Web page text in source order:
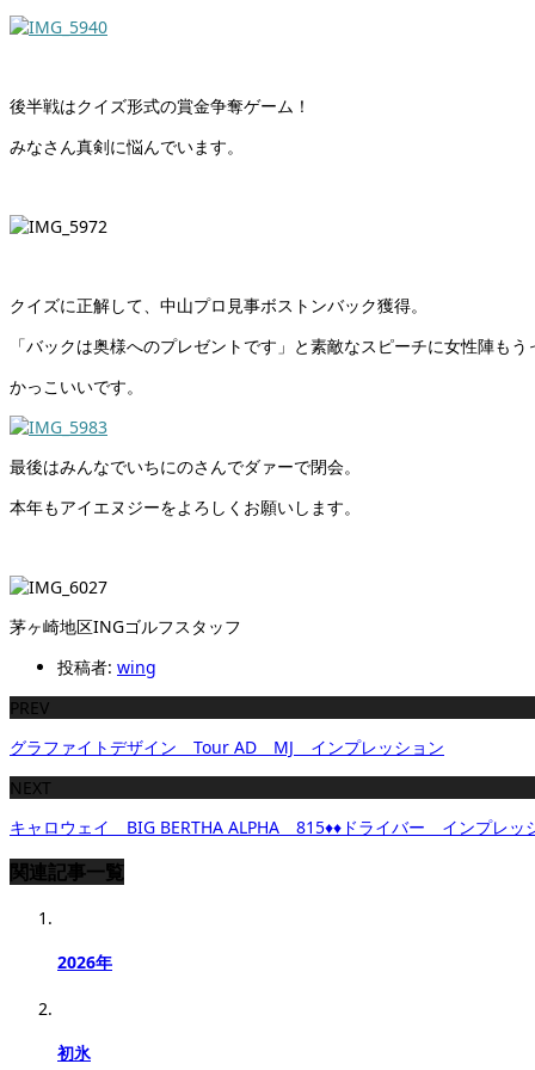
後半戦はクイズ形式の賞金争奪ゲーム！
みなさん真剣に悩んでいます。
クイズに正解して、中山プロ見事ボストンバック獲得。
「バックは奥様へのプレゼントです」と素敵なスピーチに女性陣もう
かっこいいです。
最後はみんなでいちにのさんでダァーで閉会。
本年もアイエヌジーをよろしくお願いします。
茅ヶ崎地区INGゴルフスタッフ
投稿者: wing
PREV
グラファイトデザイン Tour AD MJ インプレッション
NEXT
キャロウェイ BIG BERTHA ALPHA 815♦♦ドライバー インプレッ
関連記事一覧
2026年
初氷